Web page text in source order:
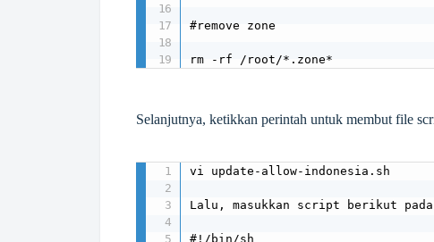
#remove zone
rm -rf /root/*.zone*
Selanjutnya, ketikkan perintah untuk membut file
vi update-allow-indonesia.sh
Lalu, masukkan script berikut
#!/bin/sh